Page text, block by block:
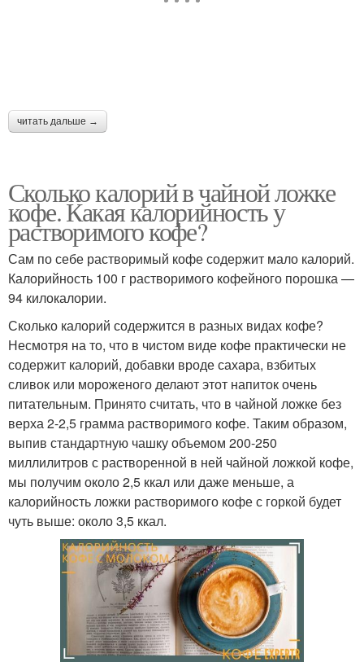
читать дальше →
Сколько калорий в чайной ложке
кофе. Какая калорийность у
растворимого кофе?
Сам по себе растворимый кофе содержит мало калорий.
Калорийность 100 г растворимого кофейного порошка —
94 килокалории.
Сколько калорий содержится в разных видах кофе?
Несмотря на то, что в чистом виде кофе практически не
содержит калорий, добавки вроде сахара, взбитых
сливок или мороженого делают этот напиток очень
питательным. Принято считать, что в чайной ложке без
верха 2-2,5 грамма растворимого кофе. Таким образом,
выпив стандартную чашку объемом 200-250
миллилитров с растворенной в ней чайной ложкой кофе,
мы получим около 2,5 ккал или даже меньше, а
калорийность ложки растворимого кофе с горкой будет
чуть выше: около 3,5 ккал.